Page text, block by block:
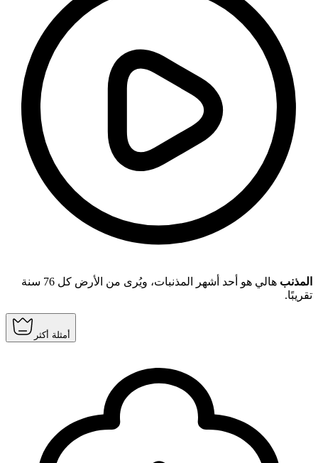
المذنب
هالي هو أحد أشهر المذنبات، ويُرى من الأرض كل 76 سنة
تقريبًا.
أمثلة أكثر